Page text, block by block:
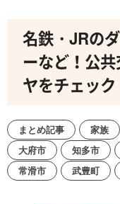
名鉄・JRの
ーなど！公
ヤをチェック
まとめ記事 家族
大府市
知多市
常滑市
武豊町